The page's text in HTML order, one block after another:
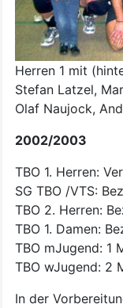
Herren 1 mit
Stefan Latzel,
Olaf Naujock,
2002/2003
TBO 1. Herren:
SG TBO /VTS:
TBO 2. Herren:
TBO 1. Damen:
TBO mJugend: 1
TBO wJugend: 2
In der